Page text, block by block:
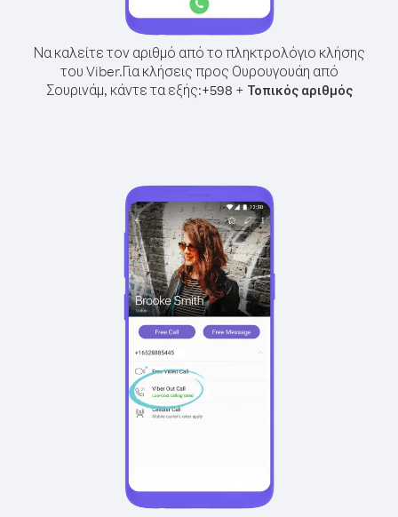
Να καλείτε τον αριθμό από το πληκτρολόγιο κλήσης
του Viber.Για κλήσεις προς Ουρουγουάη από
Σουρινάμ, κάντε τα εξής:+598 + Τοπικός αριθμός